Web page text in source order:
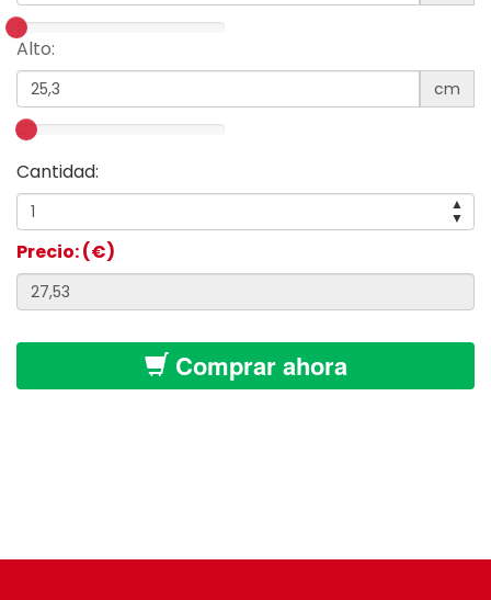
Alto:
cm
Cantidad:
▲
▼
Precio: (€)
Comprar ahora